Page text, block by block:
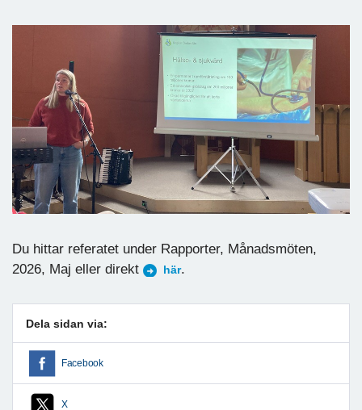
Du hittar referatet under Rapporter, Månadsmöten,
2026, Maj eller direkt
här.
Dela sidan via:
Facebook
X